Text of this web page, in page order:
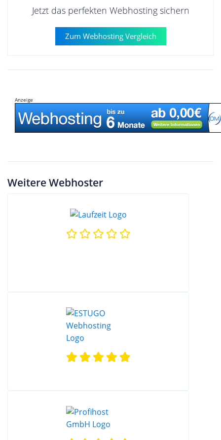
Jetzt das perfekten Webhosting sichern
Zum Webhosting Vergleich
Anzeige
Weitere Webhoster